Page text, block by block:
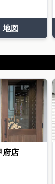
地図
府店